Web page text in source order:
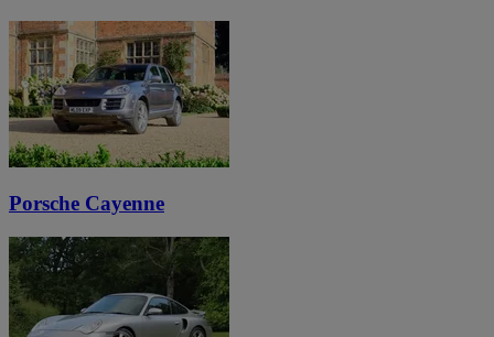
Porsche Cayenne